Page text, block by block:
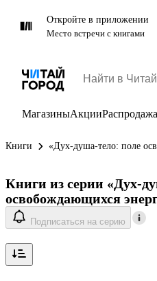
Откройте в приложении
Место встречи с книгами
МагазиныАкцииРаспродажа
Книги «Дух-душа-тело: поле
Книги из серии «Дух-
освобождающихся
Подписаться на серию